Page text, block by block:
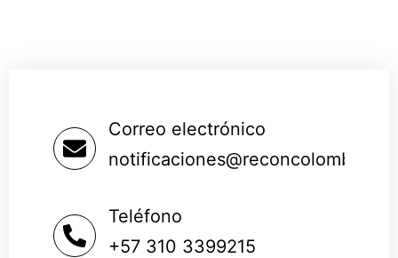
Correo electrónico
notificaciones@reconcolombia.org
Teléfono
+57 310 3399215